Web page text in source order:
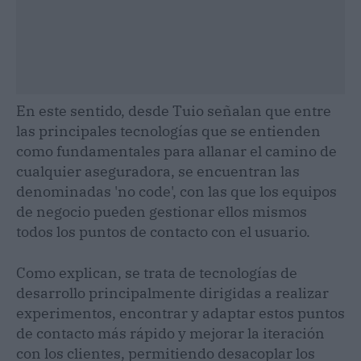
En este sentido, desde Tuio señalan que entre
las principales tecnologías que se entienden
como fundamentales para allanar el camino de
cualquier aseguradora, se encuentran las
denominadas 'no code', con las que los equipos
de negocio pueden gestionar ellos mismos
todos los puntos de contacto con el usuario.
Como explican, se trata de tecnologías de
desarrollo principalmente dirigidas a realizar
experimentos, encontrar y adaptar estos puntos
de contacto más rápido y mejorar la iteración
con los clientes, permitiendo desacoplar los